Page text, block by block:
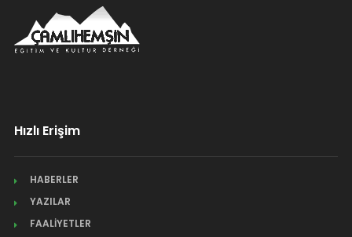
Hızlı Erişim
HABERLER
YAZILAR
FAALİYETLER